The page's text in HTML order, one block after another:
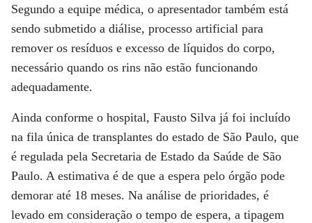
Segundo a equipe médica, o apresentador também está
sendo submetido a diálise, processo artificial para
remover os resíduos e excesso de líquidos do corpo,
necessário quando os rins não estão funcionando
adequadamente.
Ainda conforme o hospital, Fausto Silva já foi incluído
na fila única de transplantes do estado de São Paulo, que
é regulada pela Secretaria de Estado da Saúde de São
Paulo. A estimativa é de que a espera pelo órgão pode
demorar até 18 meses. Na análise de prioridades, é
levado em consideração o tempo de espera, a tipagem